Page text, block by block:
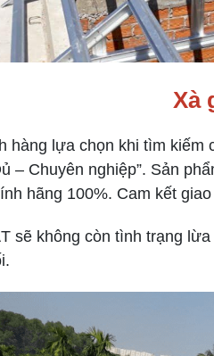
Xà
lựa chọn khi tìm kiếm
– Chuyên nghiệp”. Sản
hãng 100%. Cam kết
không còn tình trạng